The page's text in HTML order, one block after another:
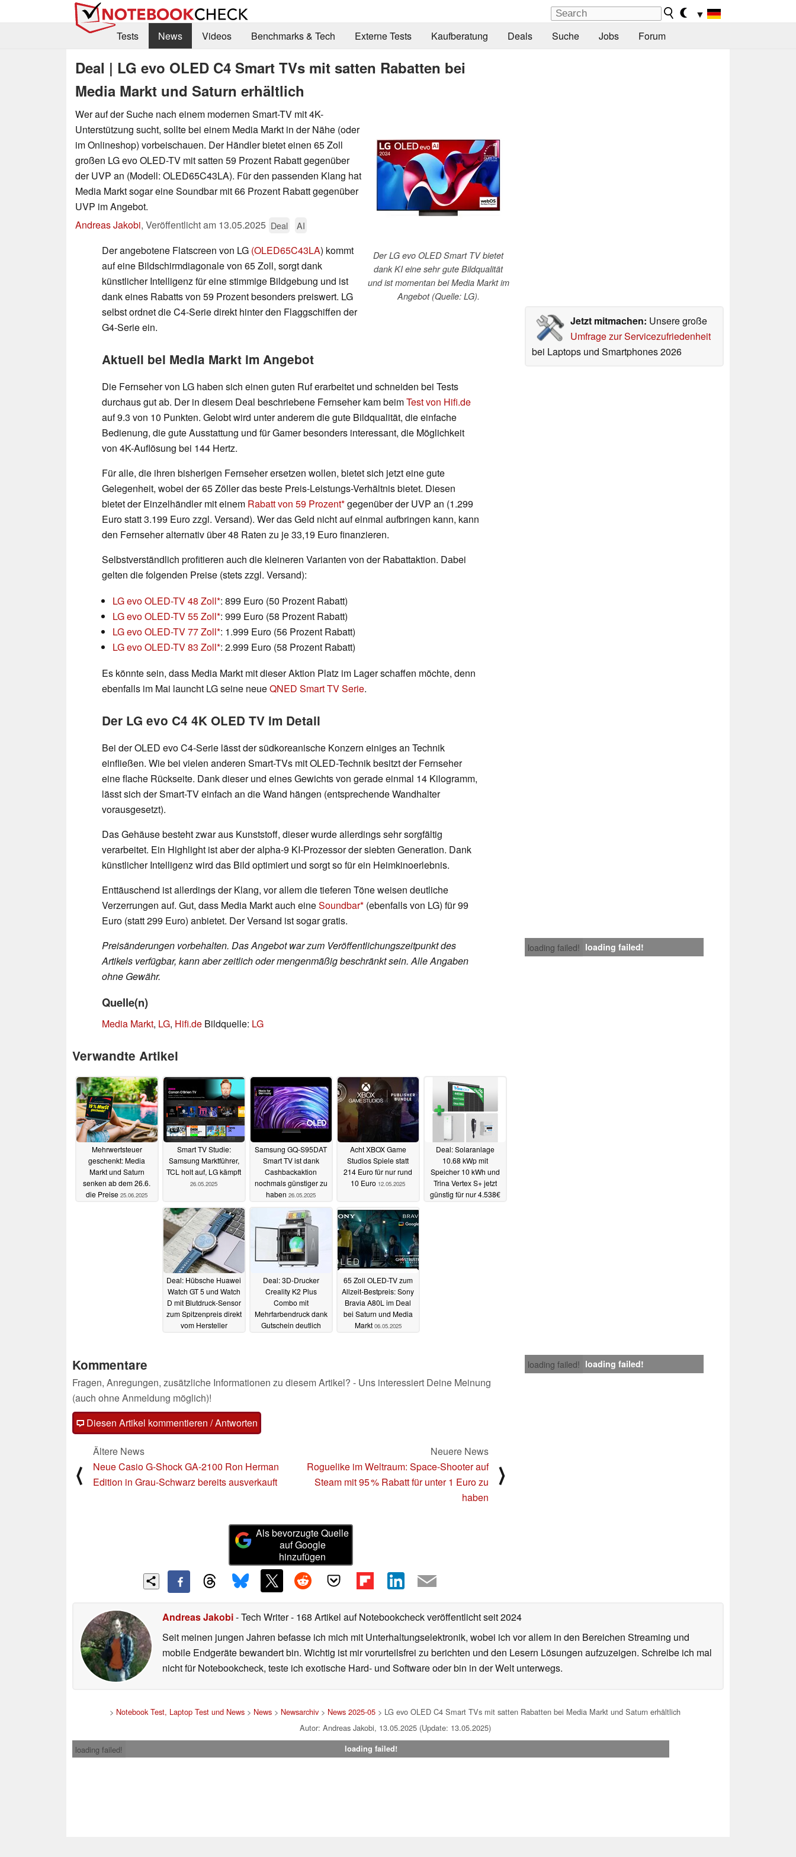
▼
Tests
News Videos Benchmarks & Tech Externe Tests Kaufberatung Deals Suche Jobs Forum
Deal | LG evo OLED C4 Smart TVs mit satten Rabatten bei
Media Markt und Saturn erhältlich
Der LG evo OLED Smart TV bietet
dank KI eine sehr gute Bildqualität
und ist momentan bei Media Markt im
Angebot (Quelle: LG).
Wer auf der Suche nach einem modernen Smart-TV mit 4K-
Unterstützung sucht, sollte bei einem Media Markt in der Nähe (oder
im Onlineshop) vorbeischauen. Der Händler bietet einen 65 Zoll
großen LG evo OLED-TV mit satten 59 Prozent Rabatt gegenüber
der UVP an (Modell: OLED65C43LA). Für den passenden Klang hat
Media Markt sogar eine Soundbar mit 66 Prozent Rabatt gegenüber
UVP im Angebot.
Andreas Jakobi, Veröffentlicht am 13.05.2025 Deal AI
Jetzt mitmachen: Unsere große
Umfrage zur Servicezufriedenheit
bei Laptops und Smartphones 2026
Der angebotene Flatscreen von LG (OLED65C43LA) kommt
auf eine Bildschirmdiagonale von 65 Zoll, sorgt dank
künstlicher Intelligenz für eine stimmige Bildgebung und ist
dank eines Rabatts von 59 Prozent besonders preiswert. LG
selbst ordnet die C4-Serie direkt hinter den Flaggschiffen der
G4-Serie ein.
Aktuell bei Media Markt im Angebot
Die Fernseher von LG haben sich einen guten Ruf erarbeitet und schneiden bei Tests
durchaus gut ab. Der in diesem Deal beschriebene Fernseher kam beimTest von Hifi.de
auf 9.3 von 10 Punkten. Gelobt wird unter anderem die gute Bildqualität, die einfache
Bedienung, die gute Ausstattung und für Gamer besonders interessant, die Möglichkeit
von 4K-Auflösung bei 144 Hertz.
Für alle, die ihren bisherigen Fernseher ersetzen wollen, bietet sich jetzt eine gute
Gelegenheit, wobei der 65 Zöller das beste Preis-Leistungs-Verhältnis bietet. Diesen
bietet der Einzelhändler mit einem Rabatt von 59 Prozent gegenüber der UVP an (1.299
Euro statt 3.199 Euro zzgl. Versand). Wer das Geld nicht auf einmal aufbringen kann, kann
den Fernseher alternativ über 48 Raten zu je 33,19 Euro finanzieren.
Selbstverständlich profitieren auch die kleineren Varianten von der Rabattaktion. Dabei
gelten die folgenden Preise (stets zzgl. Versand):
LG evo OLED-TV 48 Zoll : 899 Euro (50 Prozent Rabatt)
LG evo OLED-TV 55 Zoll : 999 Euro (58 Prozent Rabatt)
LG evo OLED-TV 77 Zoll : 1.999 Euro (56 Prozent Rabatt)
LG evo OLED-TV 83 Zoll : 2.999 Euro (58 Prozent Rabatt)
Es könnte sein, dass Media Markt mit dieser Aktion Platz im Lager schaffen möchte, denn
ebenfalls im Mai launcht LG seine neueQNED Smart TV Serie.
Der LG evo C4 4K OLED TV im Detail
Bei der OLED evo C4-Serie lässt der südkoreanische Konzern einiges an Technik
einfließen. Wie bei vielen anderen Smart-TVs mit OLED-Technik besitzt der Fernseher
eine flache Rückseite. Dank dieser und eines Gewichts von gerade einmal 14 Kilogramm,
lässt sich der Smart-TV einfach an die Wand hängen (entsprechende Wandhalter
vorausgesetzt).
Das Gehäuse besteht zwar aus Kunststoff, dieser wurde allerdings sehr sorgfältig
verarbeitet. Ein Highlight ist aber der alpha-9 KI-Prozessor der siebten Generation. Dank
künstlicher Intelligenz wird das Bild optimiert und sorgt so für ein Heimkinoerlebnis.
Enttäuschend ist allerdings der Klang, vor allem die tieferen Töne weisen deutliche
Verzerrungen auf. Gut, dass Media Markt auch eineSoundbar (ebenfalls von LG) für 99
Euro (statt 299 Euro) anbietet. Der Versand ist sogar gratis.
loading failed! loading failed!
Preisänderungen vorbehalten. Das Angebot war zum Veröffentlichungszeitpunkt des
Artikels verfügbar, kann aber zeitlich oder mengenmäßig beschränkt sein. Alle Angaben
ohne Gewähr.
Quelle(n)
Media Markt, LG, Hifi.de Bildquelle: LG
Verwandte Artikel
Mehrwertsteuer
geschenkt: Media
Markt und Saturn
senken ab dem 26.6.
die Preise 25.06.2025
Smart TV Studie:
Samsung Marktführer,
TCL holt auf, LG kämpft
26.05.2025
Samsung GQ-S95DAT
Smart TV ist dank
Cashbackaktion
nochmals günstiger zu
haben 26.05.2025
Acht XBOX Game
Studios Spiele statt
214 Euro für nur rund
10 Euro 12.05.2025
Deal: Solaranlage
10.68 kWp mit
Speicher 10 kWh und
Trina Vertex S+ jetzt
günstig für nur 4.538€
Deal: Hübsche Huawei
Watch GT 5 und Watch
D mit Blutdruck-Sensor
zum Spitzenpreis direkt
vom Hersteller
Deal: 3D-Drucker
Creality K2 Plus
Combo mit
Mehrfarbendruck dank
Gutschein deutlich
65 Zoll OLED-TV zum
Allzeit-Bestpreis: Sony
Bravia A80L im Deal
bei Saturn und Media
Markt 06.05.2025
loading failed! loading failed!
Kommentare
Fragen, Anregungen, zusätzliche Informationen zu diesem Artikel? - Uns interessiert Deine Meinung
(auch ohne Anmeldung möglich)!
Diesen Artikel kommentieren / Antworten
⟨
Ältere News
Neue Casio G-Shock GA-2100 Ron Herman
Edition in Grau-Schwarz bereits ausverkauft
Neuere News
Roguelike im Weltraum: Space-Shooter auf
Steam mit 95 % Rabatt für unter 1 Euro zu
haben
⟩
Als bevorzugte Quelle
auf Google
hinzufügen
Andreas Jakobi- Tech Writer- 168 Artikel auf Notebookcheck veröffentlichtseit 2024
Seit meinen jungen Jahren befasse ich mich mit Unterhaltungselektronik, wobei ich vor allem in den Bereichen Streaming und
mobile Endgeräte bewandert bin. Wichtig ist mir vorurteilsfrei zu berichten und den Lesern Lösungen aufzuzeigen. Schreibe ich mal
nicht für Notebookcheck, teste ich exotische Hard- und Software oder bin in der Welt unterwegs.
> Notebook Test, Laptop Test und News > News > Newsarchiv > News 2025-05 > LG evo OLED C4 Smart TVs mit satten Rabatten bei Media Markt und Saturn erhältlich
Autor: Andreas Jakobi, 13.05.2025 (Update: 13.05.2025)
loading failed!
loading failed!